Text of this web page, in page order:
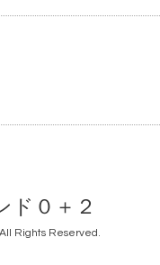
ド０＋２
Rights Reserved.